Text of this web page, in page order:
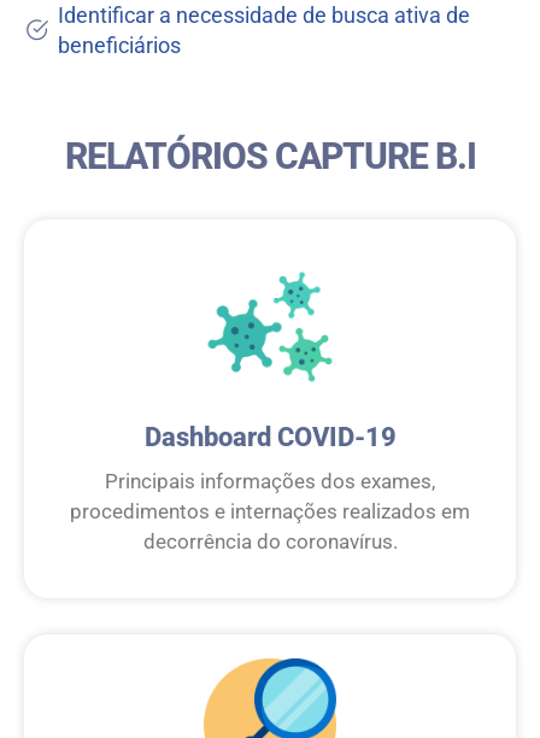
Identificar a necessidade de busca ativa de
beneficiários
RELATÓRIOS CAPTURE B.I
Dashboard COVID-19
Principais informações dos exames,
procedimentos e internações realizados em
decorrência do coronavírus.